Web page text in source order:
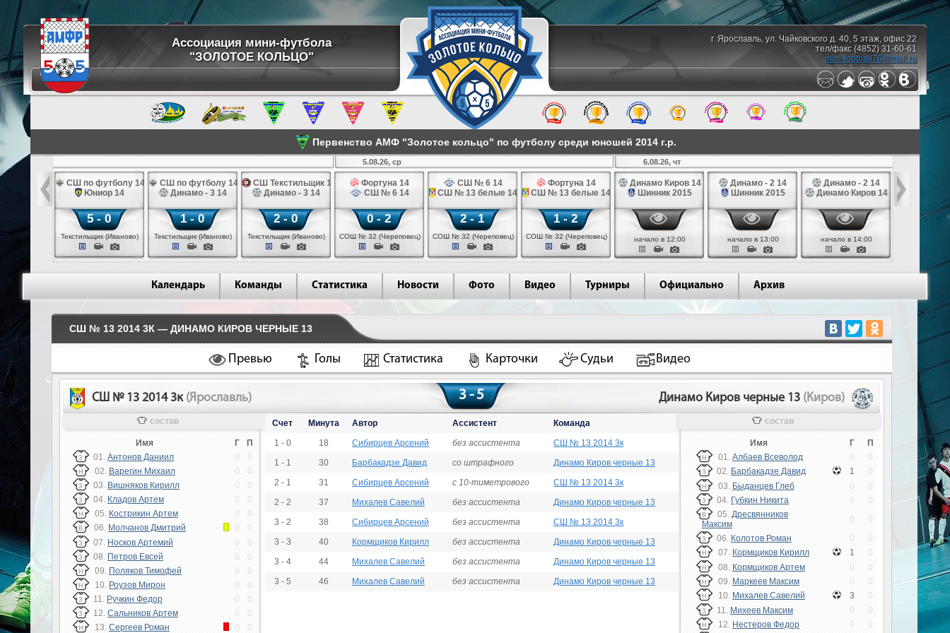
Ассоциация мини-футбола
"ЗОЛОТОЕ КОЛЬЦО"
г. Ярославль, ул. Чайковского д. 40, 5 этаж, офис 22
тел/факс (4852) 31-60-61
mini-football76@mail.ru
Первенство АМФ "Золотое кольцо" по футболу среди юношей 2014 г.р.
РППК 14
14
СШ по футболу 14
Юниор 14
5 - 0
Текстильщик (Иваново)
СШ по футболу 14
Динамо - 3 14
1 - 0
Текстильщик (Иваново)
СШ Текстильщик 14
Динамо - 3 14
2 - 0
Текстильщик (Иваново)
5.08.26, ср
Фортуна 14
СШ № 6 14
0 - 2
СОШ № 32 (Череповец)
СШ № 6 14
СШ № 13 белые 14
2 - 1
СОШ № 32 (Череповец)
Фортуна 14
СШ № 13 белые 14
1 - 2
СОШ № 32 (Череповец)
6.08.26, чт
Динамо Киров 14
Шинник 2015
начало в 12:00
Динамо - 2 14
Шинник 2015
начало в 13:00
Динамо - 2 14
Динамо Киров 14
начало в 14:00
СШ № 1
Календарь Команды Статистика Новости Фото Видео Турниры Официально Архив
СШ № 13 2014 3К — ДИНАМО КИРОВ ЧЕРНЫЕ 13
Превью Голы Статистика Карточки Судьи Видео
СШ № 13 2014 3к (Ярославль) 3 - 5 Динамо Киров черные 13 (Киров)
состав
Имя Г П
З 01. Антонов Даниил 0 0
Н 02. Варегин Михаил 0 0
З 03. Вишняков Кирилл 0 0
З 04. Кладов Артем 0 0
Н 05. Кострикин Артем 0 0
В 06. Молчанов Дмитрий 0 0
З 07. Носков Артемий 0 0
З 08. Петров Евсей 0 0
Н 09. Поляков Тимофей 0 0
Н 10. Роузов Мирон 0 0
З 11. Ручкин Федор 0 0
З 12. Сальников Артем 0 0
Н 13. Сергеев Роман 0 0
Счет Минута Автор Ассистент
Команда
1 - 0
18 Сибирцев Арсений без ассистента
СШ № 13 2014 3к
1 - 1
30 Барбакадзе Давид со штрафного
Динамо Киров черные 13
2 - 1
31 Сибирцев Арсений с 10-тиметрового
СШ № 13 2014 3к
2 - 2
37 Михалев Савелий без ассистента
Динамо Киров черные 13
3 - 2
38 Сибирцев Арсений без ассистента
СШ № 13 2014 3к
3 - 3
40 Кормщиков Кирилл без ассистента
Динамо Киров черные 13
3 - 4
44 Михалев Савелий без ассистента
Динамо Киров черные 13
3 - 5
46 Михалев Савелий без ассистента Динамо Киров черные 13
состав
Имя Г П
Н 01. Албаев Всеволод 0 0
З 02. Барбакадзе Давид 1 0
Н 03. Быданцев Глеб 0 0
З 04. Губкин Никита 0 0
В 05. Дресвянников
Максим
0 0
З 06. Колотов Роман 0 0
Н 07. Кормщиков Кирилл 1 0
Н 08. Кормщиков Артем 0 0
Н 09. Маркеев Максим 0 0
Н 10. Михалев Савелий 3 0
З 11. Михеев Максим 0 0
Н 12. Нестеров Федор 0 0